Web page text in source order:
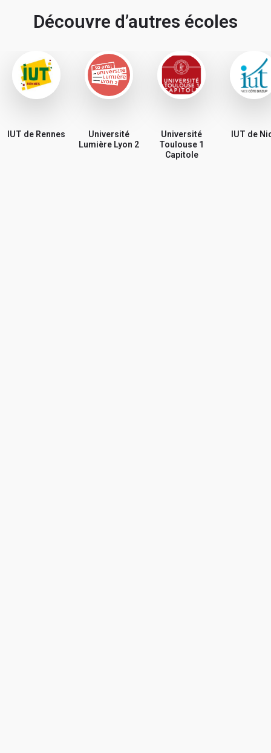
Découvre d’autres écoles
IUT de Rennes
Université
Lumière Lyon 2
Université
Toulouse 1
Capitole
IUT de